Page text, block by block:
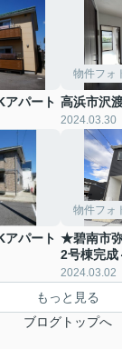
パート
物件フォ
高浜市沢
2024.03.30
パート
物件フォ
★碧南市
2号棟完成
2024.03.02
もっと見る
ブログトップへ